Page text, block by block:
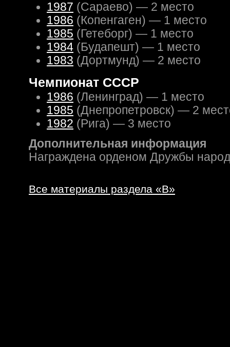
1987 (Сараево) — 2 место
1986 (Копенгаген) — 1 место
1985 (Гетеборг) — 1 место
1984 (Будапешт) — 1 место
1983 (Дортмунд) — 2 место
Чемпионат СССР
1986 (Ленинград) — 1 место
1985 (Днепропетровск) — 2
1982 (Рига) — 3 место
Дополнительная информация
Награждена орденом Дружбы
Все материалы раздела «В»